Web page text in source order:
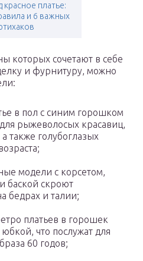
платье:
и 6 важных
которых сочетают в себе
и фурнитуру, можно
в пол с синим горошком
рыжеволосых красавиц,
также голубоглазых
модели с корсетом,
баской скроют
бедрах и талии;
платьев в горошек
что послужат для
60 годов;